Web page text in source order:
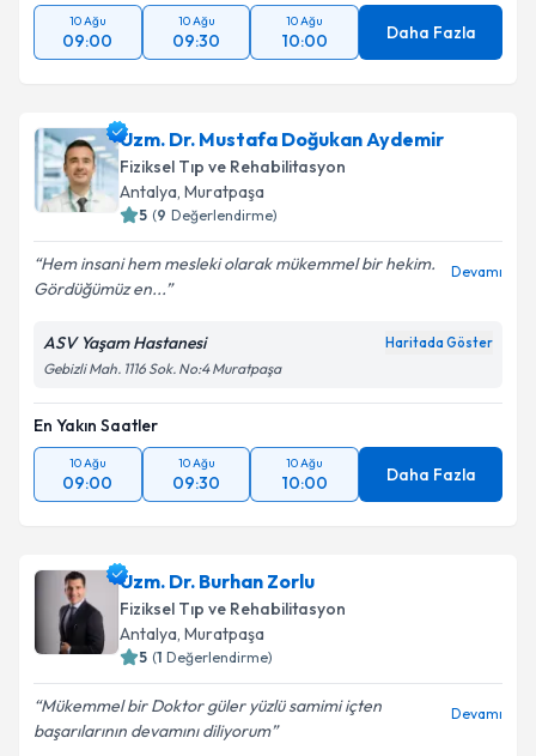
10 Ağu
09:00
10 Ağu
09:30
10 Ağu
10:00 Daha Fazla
Uzm. Dr. Mustafa Doğukan Aydemir
Fiziksel Tıp ve Rehabilitasyon
Antalya, Muratpaşa
5 (9 Değerlendirme)
Hem insani hem mesleki olarak mükemmel bir hekim.
Gördüğümüz en...
Devamı
ASV Yaşam Hastanesi Haritada Göster
Gebizli Mah. 1116 Sok. No:4 Muratpaşa
En Yakın Saatler
10 Ağu
09:00
10 Ağu
09:30
10 Ağu
10:00 Daha Fazla
Uzm. Dr. Burhan Zorlu
Fiziksel Tıp ve Rehabilitasyon
Antalya, Muratpaşa
5 (1 Değerlendirme)
Mükemmel bir Doktor güler yüzlü samimi içten
başarılarının devamını diliyorum
Devamı